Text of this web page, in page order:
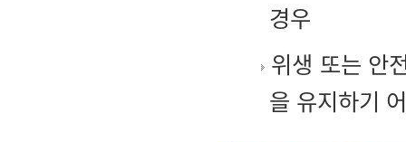
경우
위생 또는 안
을 유지하기